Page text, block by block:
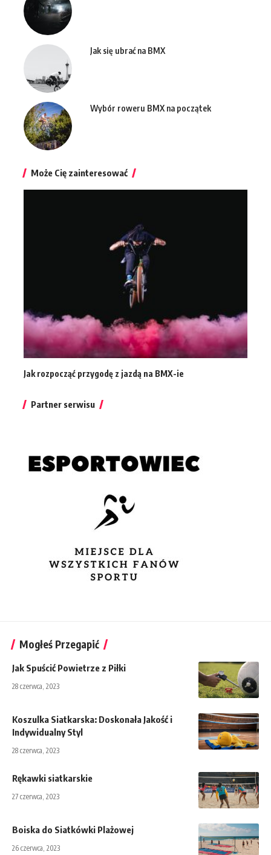
Jak się ubrać na BMX
Wybór roweru BMX na początek
Może Cię zainteresować
Jak rozpocząć przygodę z jazdą na BMX-ie
Partner serwisu
Mogłeś Przegapić
Jak Spuścić Powietrze z Piłki
28 czerwca, 2023
Koszulka Siatkarska: Doskonała Jakość i
Indywidualny Styl
28 czerwca, 2023
Rękawki siatkarskie
27 czerwca, 2023
Boiska do Siatkówki Plażowej
26 czerwca, 2023